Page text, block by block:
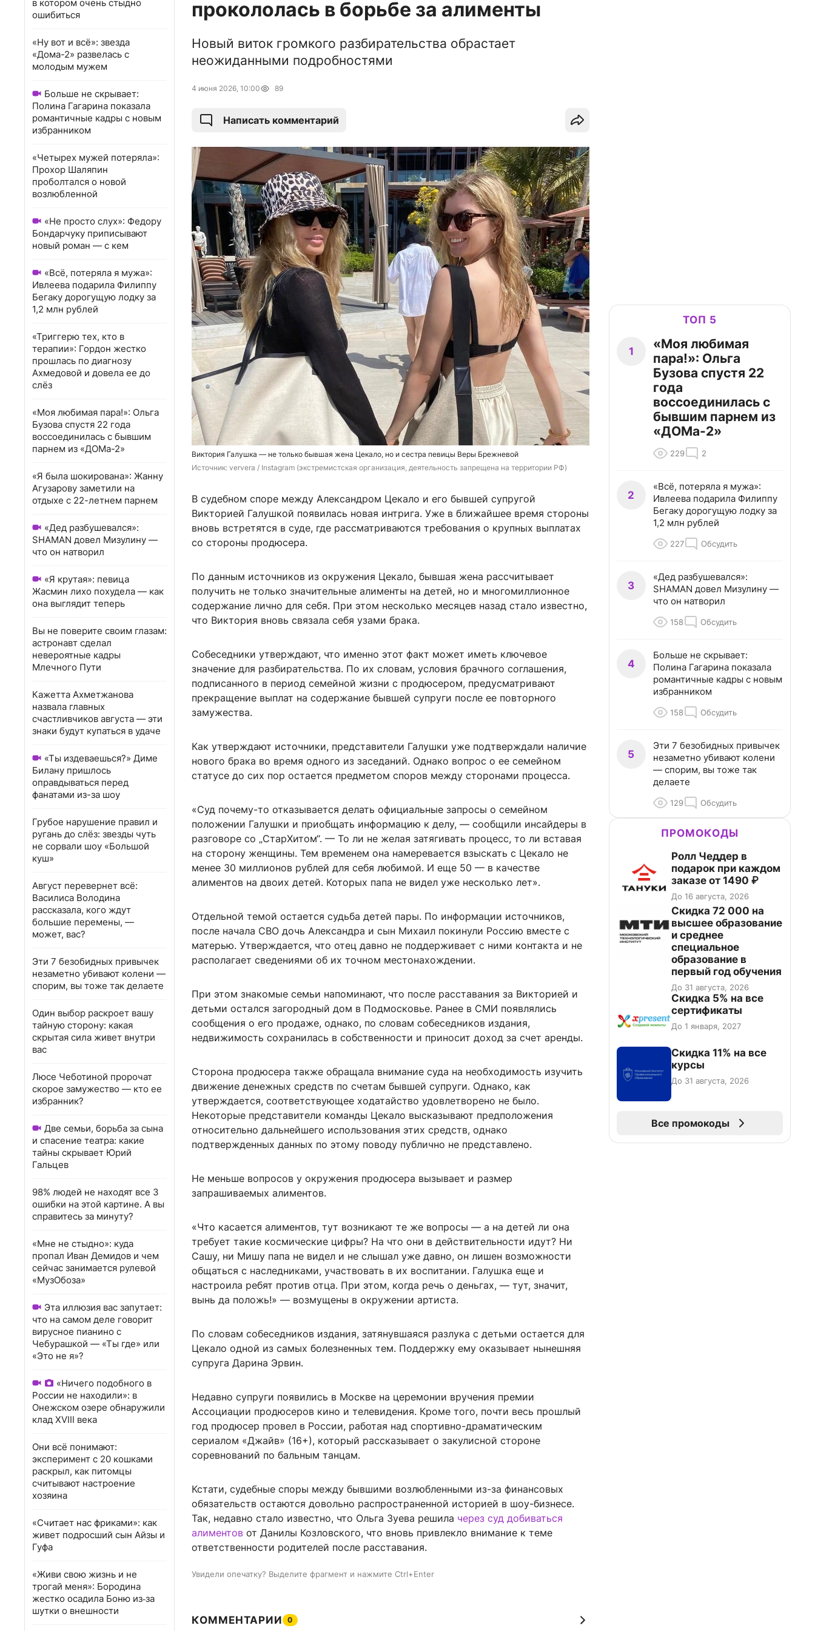
в котором очень стыдно
ошибиться
«Ну вот и всё»: звезда
«Дома-2» развелась с
молодым мужем
Больше не скрывает:
Полина Гагарина показала
романтичные кадры с новым
избранником
«Четырех мужей потеряла»:
Прохор Шаляпин
проболтался о новой
возлюбленной
«Не просто слух»: Федору
Бондарчуку приписывают
новый роман — с кем
«Всё, потеряла я мужа»:
Ивлеева подарила Филиппу
Бегаку дорогущую лодку за
1,2 млн рублей
«Триггерю тех, кто в
терапии»: Гордон жестко
прошлась по диагнозу
Ахмедовой и довела ее до
слёз
«Моя любимая пара!»: Ольга
Бузова спустя 22 года
воссоединилась с бывшим
парнем из «ДОМа-2»
«Я была шокирована»: Жанну
Агузарову заметили на
отдыхе с 22-летнем парнем
«Дед разбушевался»:
SHAMAN довел Мизулину —
что он натворил
«Я крутая»: певица
Жасмин лихо похудела — как
она выглядит теперь
Вы не поверите своим глазам:
астронавт сделал
невероятные кадры
Млечного Пути
Кажетта Ахметжанова
назвала главных
счастливчиков августа — эти
знаки будут купаться в удаче
«Ты издеваешься?» Диме
Билану пришлось
оправдываться перед
фанатами из-за шоу
Грубое нарушение правил и
ругань до слёз: звезды чуть
не сорвали шоу «Большой
куш»
Август перевернет всё:
Василиса Володина
рассказала, кого ждут
большие перемены, —
может, вас?
Эти 7 безобидных привычек
незаметно убивают колени —
спорим, вы тоже так делаете
Один выбор раскроет вашу
тайную сторону: какая
скрытая сила живет внутри
вас
Люсе Чеботиной пророчат
скорое замужество — кто ее
избранник?
Две семьи, борьба за сына
и спасение театра: какие
тайны скрывает Юрий
Гальцев
98% людей не находят все 3
ошибки на этой картине. А вы
справитесь за минуту?
«Мне не стыдно»: куда
пропал Иван Демидов и чем
сейчас занимается рулевой
«МузОбоза»
Эта иллюзия вас запутает:
что на самом деле говорит
вирусное пианино с
Чебурашкой — «Ты где» или
«Это не я»?
«Ничего подобного в
России не находили»: в
Онежском озере обнаружили
клад XVIII века
Они всё понимают:
эксперимент с 20 кошками
раскрыл, как питомцы
считывают настроение
хозяина
«Считает нас фриками»: как
живет подросший сын Айзы и
Гуфа
«Живи свою жизнь и не
трогай меня»: Бородина
жестко осадила Боню из‑за
шутки о внешности
прокололась в борьбе за алименты
Новый виток громкого разбирательства обрастает
неожиданными подробностями
4 июня 2026, 10:00 89
Написать комментарий
Виктория Галушка — не только бывшая жена Цекало, но и сестра певицы Веры Брежневой
Источник: ververa / Instagram (экстремистская организация, деятельность запрещена на территории РФ)
В судебном споре между Александром Цекало и его бывшей супругой
Викторией Галушкой появилась новая интрига. Уже в ближайшее время стороны
вновь встретятся в суде, где рассматриваются требования о крупных выплатах
со стороны продюсера.
По данным источников из окружения Цекало, бывшая жена рассчитывает
получить не только значительные алименты на детей, но и многомиллионное
содержание лично для себя. При этом несколько месяцев назад стало известно,
что Виктория вновь связала себя узами брака.
Собеседники утверждают, что именно этот факт может иметь ключевое
значение для разбирательства. По их словам, условия брачного соглашения,
подписанного в период семейной жизни с продюсером, предусматривают
прекращение выплат на содержание бывшей супруги после ее повторного
замужества.
Как утверждают источники, представители Галушки уже подтверждали наличие
нового брака во время одного из заседаний. Однако вопрос о ее семейном
статусе до сих пор остается предметом споров между сторонами процесса.
«Суд почему-то отказывается делать официальные запросы о семейном
положении Галушки и приобщать информацию к делу, — сообщили инсайдеры в
разговоре со „СтарХитом“. — То ли не желая затягивать процесс, то ли вставая
на сторону женщины. Тем временем она намеревается взыскать с Цекало не
менее 30 миллионов рублей для себя любимой. И еще 50 — в качестве
алиментов на двоих детей. Которых папа не видел уже несколько лет».
Отдельной темой остается судьба детей пары. По информации источников,
после начала СВО дочь Александра и сын Михаил покинули Россию вместе с
матерью. Утверждается, что отец давно не поддерживает с ними контакта и не
располагает сведениями об их точном местонахождении.
При этом знакомые семьи напоминают, что после расставания за Викторией и
детьми остался загородный дом в Подмосковье. Ранее в СМИ появлялись
сообщения о его продаже, однако, по словам собеседников издания,
недвижимость сохранилась в собственности и приносит доход за счет аренды.
Сторона продюсера также обращала внимание суда на необходимость изучить
движение денежных средств по счетам бывшей супруги. Однако, как
утверждается, соответствующее ходатайство удовлетворено не было.
Некоторые представители команды Цекало высказывают предположения
относительно дальнейшего использования этих средств, однако
подтвержденных данных по этому поводу публично не представлено.
Не меньше вопросов у окружения продюсера вызывает и размер
запрашиваемых алиментов.
«Что касается алиментов, тут возникают те же вопросы — а на детей ли она
требует такие космические цифры? На что они в действительности идут? Ни
Сашу, ни Мишу папа не видел и не слышал уже давно, он лишен возможности
общаться с наследниками, участвовать в их воспитании. Галушка еще и
настроила ребят против отца. При этом, когда речь о деньгах, — тут, значит,
вынь да положь!» — возмущены в окружении артиста.
По словам собеседников издания, затянувшаяся разлука с детьми остается для
Цекало одной из самых болезненных тем. Поддержку ему оказывает нынешняя
супруга Дарина Эрвин.
Недавно супруги появились в Москве на церемонии вручения премии
Ассоциации продюсеров кино и телевидения. Кроме того, почти весь прошлый
год продюсер провел в России, работая над спортивно-драматическим
сериалом «Джайв» (16+), который рассказывает о закулисной стороне
соревнований по бальным танцам.
Кстати, судебные споры между бывшими возлюбленными из-за финансовых
обязательств остаются довольно распространенной историей в шоу-бизнесе.
Так, недавно стало известно, что Ольга Зуева решила через суд добиваться
алиментов от Данилы Козловского, что вновь привлекло внимание к теме
ответственности родителей после расставания.
Увидели опечатку? Выделите фрагмент и нажмите Ctrl+Enter
КОММЕНТАРИИ 0
ТОП 5
1
«Моя любимая
пара!»: Ольга
Бузова спустя 22
года
воссоединилась с
бывшим парнем из
«ДОМа-2»
229 2
2
«Всё, потеряла я мужа»:
Ивлеева подарила Филиппу
Бегаку дорогущую лодку за
1,2 млн рублей
227 Обсудить
3
«Дед разбушевался»:
SHAMAN довел Мизулину —
что он натворил
158 Обсудить
4
Больше не скрывает:
Полина Гагарина показала
романтичные кадры с новым
избранником
158 Обсудить
5
Эти 7 безобидных привычек
незаметно убивают колени
— спорим, вы тоже так
делаете
129 Обсудить
ПРОМОКОДЫ
Ролл Чеддер в
подарок при каждом
заказе от 1490 ₽
До 16 августа, 2026
Скидка 72 000 на
высшее образование
и среднее
специальное
образование в
первый год обучения
До 31 августа, 2026
Скидка 5% на все
сертификаты
До 1 января, 2027
Скидка 11% на все
курсы
До 31 августа, 2026
Все промокоды